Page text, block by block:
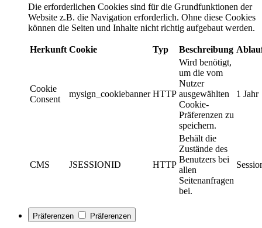
Die erforderlichen Cookies sind für die Grundfunktionen der
Website z.B. die Navigation erforderlich. Ohne diese Cookies
können die Seiten und Inhalte nicht richtig aufgebaut werden.
Herkunft Cookie Typ Beschreibung
Cookie
Consent
mysign_cookiebanner HTTP
Wird benötigt,
um die vom
Nutzer
ausgewählten
Cookie-
Präferenzen zu
speichern.
1 Jahr
CMS JSESSIONID HTTP
Behält die
Zustände des
Benutzers bei
allen
Seitenanfragen
bei.
Präferenzen Präferenzen